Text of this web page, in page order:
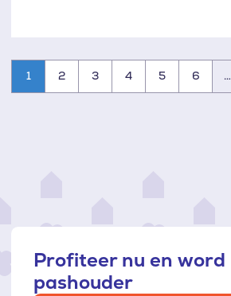
Paginatie
1 2 3 4 5 6 …
Profiteer nu en word
pashouder